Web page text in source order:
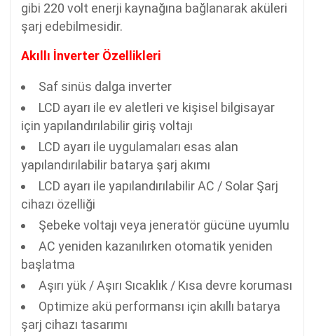
gibi 220 volt enerji kaynağına bağlanarak aküleri
şarj edebilmesidir.
Akıllı İnverter Özellikleri
Saf sinüs dalga inverter
LCD ayarı ile ev aletleri ve kişisel bilgisayar
için yapılandırılabilir giriş voltajı
LCD ayarı ile uygulamaları esas alan
yapılandırılabilir batarya şarj akımı
LCD ayarı ile yapılandırılabilir AC / Solar Şarj
cihazı özelliği
Şebeke voltajı veya jeneratör gücüne uyumlu
AC yeniden kazanılırken otomatik yeniden
başlatma
Aşırı yük / Aşırı Sıcaklık / Kısa devre koruması
Optimize akü performansı için akıllı batarya
şarj cihazı tasarımı